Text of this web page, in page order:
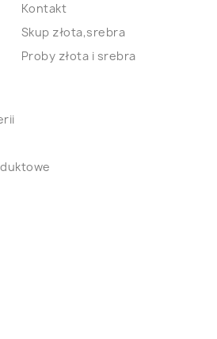
Kontakt
Skup złota,srebra
Proby złota i srebra